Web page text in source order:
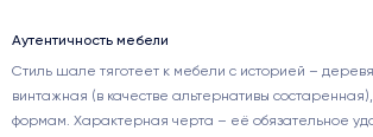
Аутентичность мебели
Стиль шале тяготеет к мебели с историей –
винтажная (в качестве альтернативы
формам. Характерная черта – её обязательное